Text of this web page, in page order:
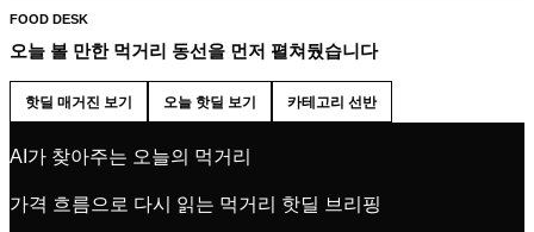
FOOD DESK
오늘 볼 만한 먹거리 동선을 먼저 펼쳐뒀습니다
핫딜 매거진 보기 오늘 핫딜 보기 카테고리 선반
AI가 찾아주는 오늘의 먹거리
가격 흐름으로 다시 읽는 먹거리 핫딜 브리핑